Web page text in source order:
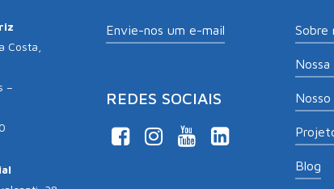
Costa,
–
Envie-nos um e-mail
REDES SOCIAIS
Sobre
Blog